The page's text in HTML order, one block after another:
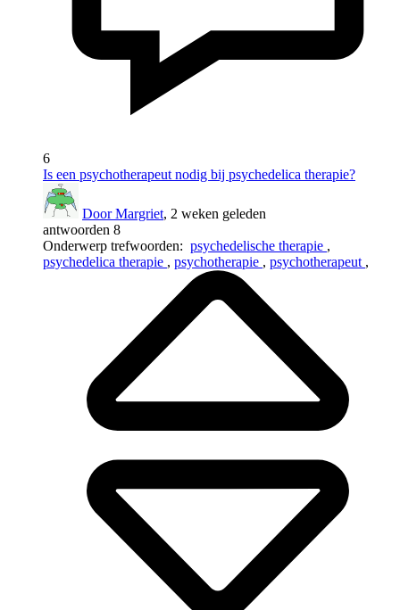
6
Is een psychotherapeut nodig bij psychedelica therapie?
Door Margriet, 2 weken geleden
antwoorden 8
Onderwerp trefwoorden: psychedelische therapie ,
psychedelica therapie , psychotherapie , psychotherapeut ,